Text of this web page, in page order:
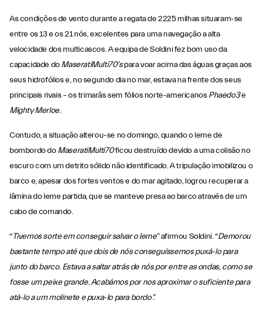
As condições de vento durante a regata de 2225 milhas situaram-se
entre os 13 e os 21 nós, excelentes para uma navegação a alta
velocidade dos multicascos. A equipa de Soldini fez bom uso da
capacidade doMaseratiMulti70’spara voar acima das águas graças aos
seus hidrofólios e, no segundo dia no mar, estava na frente dos seus
principais rivais – os trimarãs sem fólios norte-americanosPhaedo3e
Mighty Merloe.
Contudo, a situação alterou-se no domingo, quando o leme de
bombordo doMaseratiMulti70ficou destruído devido a uma colisão no
escuro com um detrito sólido não identificado. A tripulação imobilizou o
barco e, apesar dos fortes ventos e do mar agitado, logrou recuperar a
lâmina do leme partida, que se manteve presa ao barco através de um
cabo de comando.
“Tivemos sorte em conseguir salvar o leme” afirmou Soldini. “Demorou
bastante tempo até que dois de nós conseguíssemos puxá-lo para
junto do barco. Estava a saltar atrás de nós por entre as ondas, como se
fosse um peixe grande. Acabámos por nos aproximar o suficiente para
atá-lo a um molinete e puxa-lo para bordo”.